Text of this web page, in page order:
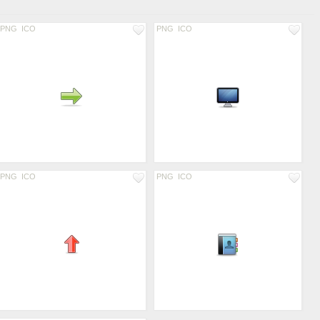
PNG ICO PNG ICO
PNG ICO PNG ICO